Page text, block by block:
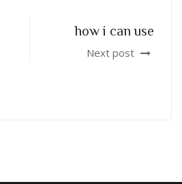
how i can use
Next post